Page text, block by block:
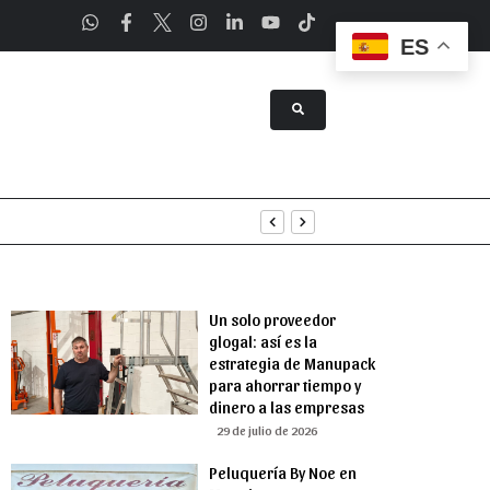
Un solo proveedor
glogal: así es la
estrategia de Manupack
para ahorrar tiempo y
dinero a las empresas
29 de julio de 2026
Peluquería By Noe en
ES